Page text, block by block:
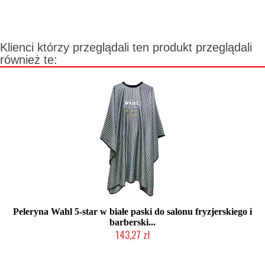
Klienci którzy przeglądali ten produkt przeglądali
również te:
Peleryna Wahl 5-star w białe paski do salonu fryzjerskiego i
barberski...
143,27 zł